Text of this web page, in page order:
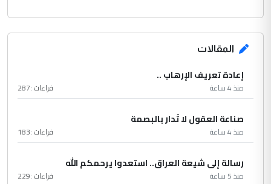
المقالات
إعادة تعريف الإرهاب ..
منذ 4 ساعة قراءات :287
صناعة العقول لا تُدار بالبصمة
منذ 4 ساعة قراءات :183
رسالة إلى شيعة العراق.. استعدوا يرحمكم الله
منذ 5 ساعة قراءات :229